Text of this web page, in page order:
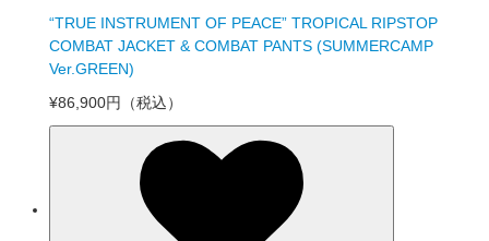
“TRUE INSTRUMENT OF PEACE” TROPICAL RIPSTOP
COMBAT JACKET & COMBAT PANTS (SUMMERCAMP
Ver.GREEN)
¥86,900円
（税込）